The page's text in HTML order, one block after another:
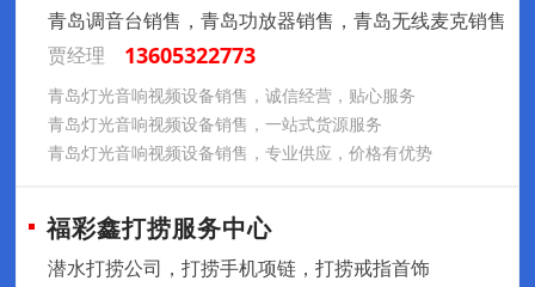
青岛调音台销售，青岛功放器销售，青岛无线麦克销售
贾经理
13605322773
青岛灯光音响视频设备销售，诚信经营，贴心服务
青岛灯光音响视频设备销售，一站式货源服务
青岛灯光音响视频设备销售，专业供应，价格有优势
福彩鑫打捞服务中心
潜水打捞公司，打捞手机项链，打捞戒指首饰